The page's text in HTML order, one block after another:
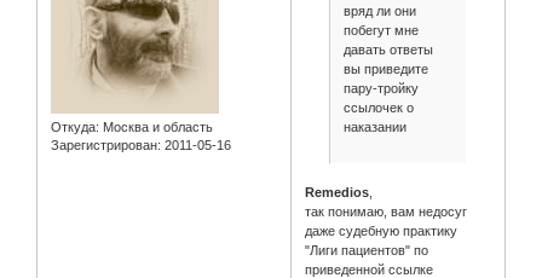
Откуда: Москва и область
Зарегистрирован: 2011-05-16
вряд ли они
побегут мне
давать ответы
вы приведите
пару-тройку
ссылочек о
наказании
Remedios
так понимаю, вам недосуг
даже судебную практику
"Лиги пациентов" по
приведенной ссылке